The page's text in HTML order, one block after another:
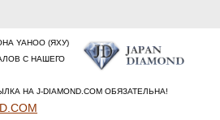
YAHOO (ЯХУ)
С НАШЕГО
НА J-DIAMOND.COM ОБЯЗАТЕЛЬНА!